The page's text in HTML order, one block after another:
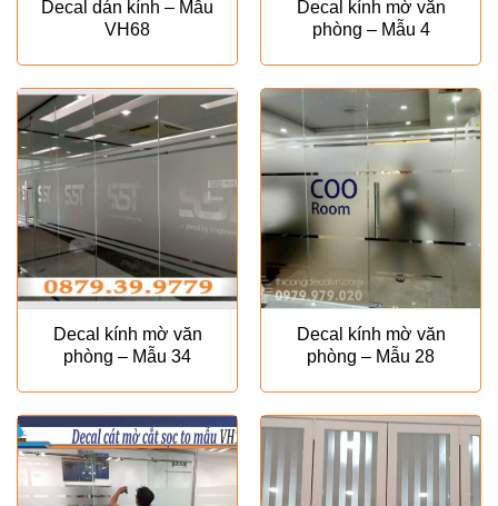
Decal dán kính – Mẫu
VH68
Decal kính mờ văn
phòng – Mẫu 4
Decal kính mờ văn
phòng – Mẫu 34
Decal kính mờ văn
phòng – Mẫu 28